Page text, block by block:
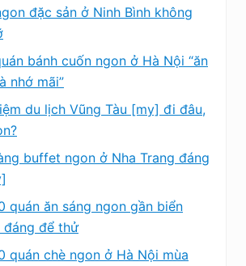
đặc sản ở Ninh Bình không
bánh cuốn ngon ở Hà Nội “ăn
nhớ mãi”
du lịch Vũng Tàu [my] đi đâu,
buffet ngon ở Nha Trang đáng
quán ăn sáng ngon gần biển
đáng để thử
quán chè ngon ở Hà Nội mùa